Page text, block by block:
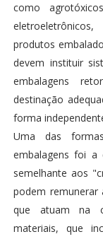
como
produtos
devem instituir
embalagens
destinação
forma
Uma das
embalagens foi a
semelhante aos
podem remunerar
que atuam na
materiais, que